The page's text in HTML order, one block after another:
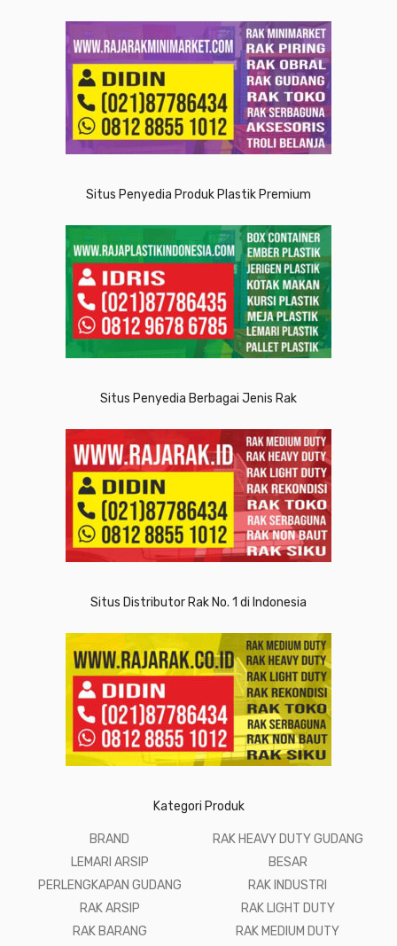
Situs Penyedia Produk Plastik Premium
Situs Penyedia Berbagai Jenis Rak
Situs Distributor Rak No. 1 di Indonesia
Kategori Produk
BRAND
LEMARI ARSIP
PERLENGKAPAN GUDANG
RAK ARSIP
RAK BARANG
RAK HEAVY DUTY GUDANG
BESAR
RAK INDUSTRI
RAK LIGHT DUTY
RAK MEDIUM DUTY